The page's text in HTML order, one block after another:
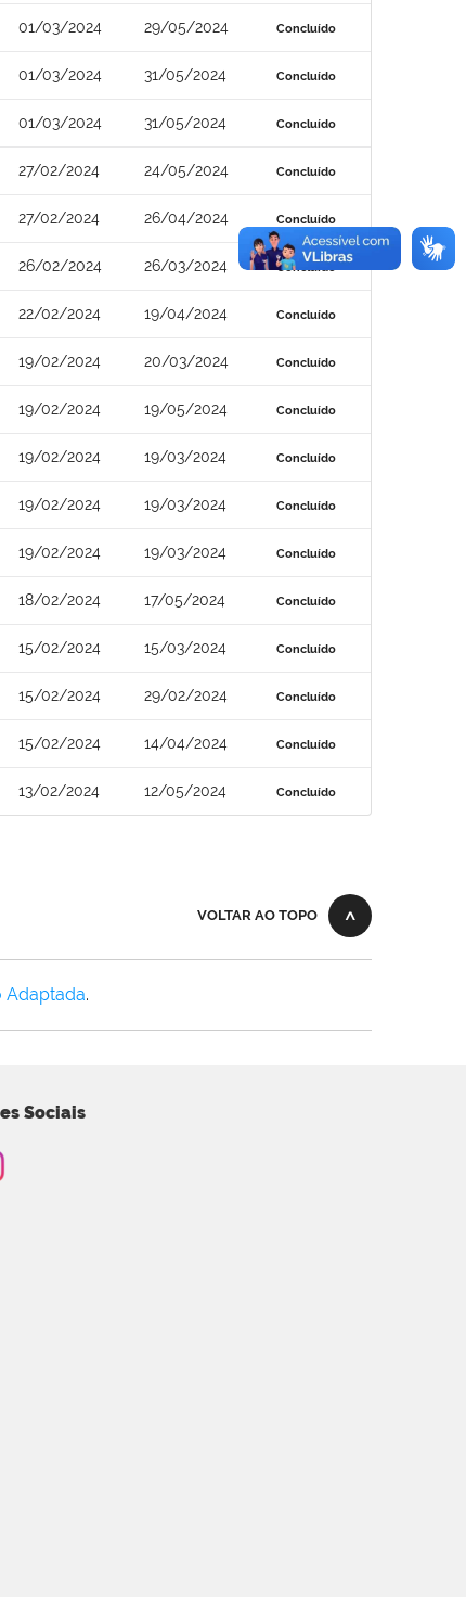
01/03/2024 29/05/2024 Concluído
01/03/2024 31/05/2024 Concluído
01/03/2024 31/05/2024 Concluído
27/02/2024 24/05/2024 Concluído
27/02/2024 26/04/2024 Concluído
26/02/2024 26/03/2024 Concluído
22/02/2024 19/04/2024 Concluído
19/02/2024 20/03/2024 Concluído
19/02/2024 19/05/2024 Concluído
19/02/2024 19/03/2024 Concluído
19/02/2024 19/03/2024 Concluído
19/02/2024 19/03/2024 Concluído
18/02/2024 17/05/2024 Concluído
15/02/2024 15/03/2024 Concluído
15/02/2024 29/02/2024 Concluído
15/02/2024 14/04/2024 Concluído
13/02/2024 12/05/2024 Concluído
VOLTAR AO TOPO
Adaptada.
Sociais